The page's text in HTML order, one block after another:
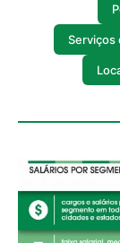
Serviços